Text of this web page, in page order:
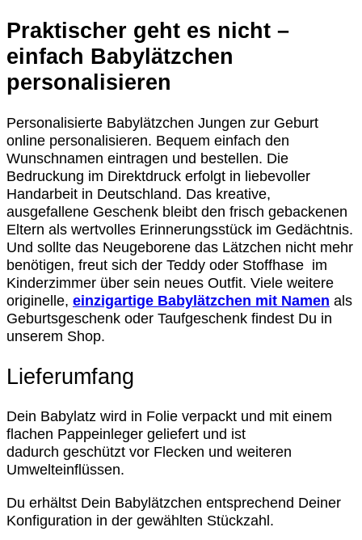
Praktischer geht es nicht –
einfach Babylätzchen
personalisieren
Personalisierte Babylätzchen Jungen zur Geburt
online personalisieren. Bequem einfach den
Wunschnamen eintragen und bestellen. Die
Bedruckung im Direktdruck erfolgt in liebevoller
Handarbeit in Deutschland. Das kreative,
ausgefallene Geschenk bleibt den frisch gebackenen
Eltern als wertvolles Erinnerungsstück im Gedächtnis.
Und sollte das Neugeborene das Lätzchen nicht mehr
benötigen, freut sich der Teddy oder Stoffhase im
Kinderzimmer über sein neues Outfit. Viele weitere
originelle, einzigartige Babylätzchen mit Namen als
Geburtsgeschenk oder Taufgeschenk findest Du in
unserem Shop.
Lieferumfang
Dein Babylatz wird in Folie verpackt und mit einem
flachen Pappeinleger geliefert und ist
dadurch geschützt vor Flecken und weiteren
Umwelteinflüssen.
Du erhältst Dein Babylätzchen entsprechend Deiner
Konfiguration in der gewählten Stückzahl.